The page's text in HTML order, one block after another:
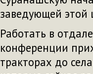
заведующей
Работать в
конференции
тракторах до